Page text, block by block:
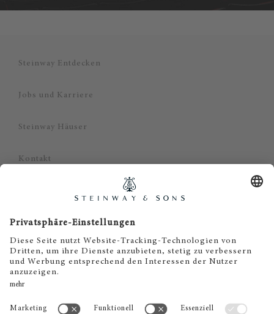
Steinway Entdecken
Jobs und Karriere
Steinway Häuser
Kontakt
Impressum
Haftungsausschluss
Cookie Zustimmung